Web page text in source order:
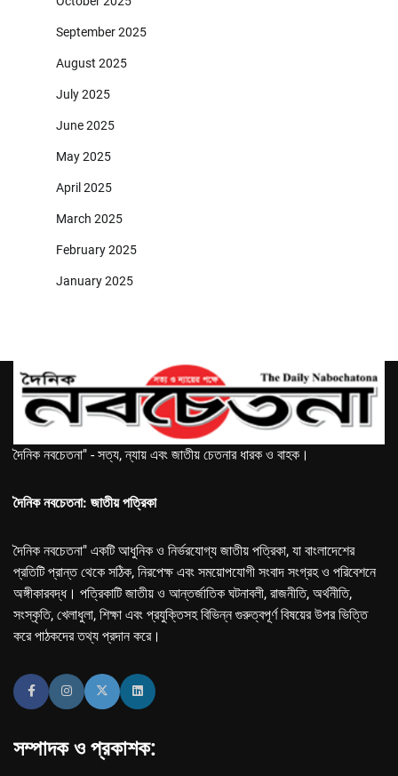
September 2025
August 2025
July 2025
June 2025
May 2025
April 2025
March 2025
February 2025
January 2025
দৈনিক নবচেতনা" - সত্য, ন্যায় এবং জাতীয় চেতনার ধারক ও বাহক।
দৈনিক নবচেতনা: জাতীয় পত্রিকা
দৈনিক নবচেতনা" একটি আধুনিক ও নির্ভরযোগ্য জাতীয় পত্রিকা, যা বাংলাদেশের
প্রতিটি প্রান্ত থেকে সঠিক, নিরপেক্ষ এবং সময়োপযোগী সংবাদ সংগ্রহ ও পরিবেশনে
অঙ্গীকারবদ্ধ। পত্রিকাটি জাতীয় ও আন্তর্জাতিক ঘটনাবলী, রাজনীতি, অর্থনীতি,
সংস্কৃতি, খেলাধুলা, শিক্ষা এবং প্রযুক্তিসহ বিভিন্ন গুরুত্বপূর্ণ বিষয়ের উপর ভিত্তি
করে পাঠকদের তথ্য প্রদান করে।
সম্পাদক ও প্রকাশক: